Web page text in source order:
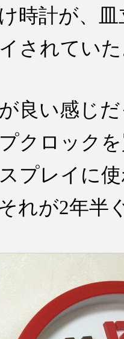
時計が、
されていた
良い感じ
クロック
プレイに
れが2年半